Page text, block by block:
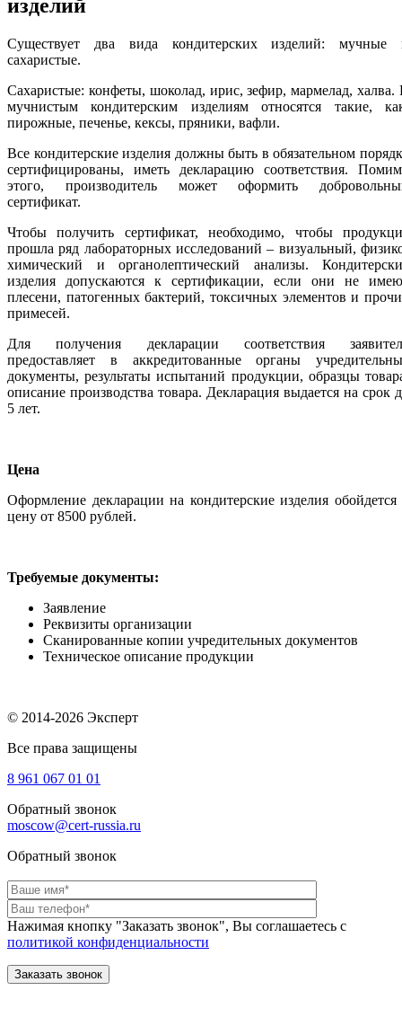
изделий
Существует два вида кондитерских изделий: мучные
сахаристые.
Сахаристые: конфеты, шоколад, ирис, зефир, мармелад, халва.
мучнистым кондитерским изделиям относятся такие,
пирожные, печенье, кексы, пряники, вафли.
Все кондитерские изделия должны быть в обязательном
сертифицированы, иметь декларацию соответствия.
этого, производитель может оформить
сертификат.
Чтобы получить сертификат, необходимо, чтобы
прошла ряд лабораторных исследований – визуальный,
химический и органолептический анализы.
изделия допускаются к сертификации, если они не
плесени, патогенных бактерий, токсичных элементов и
примесей.
Для получения декларации соответствия
предоставляет в аккредитованные органы
документы, результаты испытаний продукции, образцы
описание производства товара. Декларация выдается на срок
5 лет.
Цена
Оформление декларации на кондитерские изделия обойдется
цену от 8500 рублей.
Требуемые документы:
Заявление
Реквизиты организации
Сканированные копии учредительных документов
Техническое описание продукции
© 2014-2026 Эксперт
Все права защищены
8 961 067 01 01
Обратный звонок
moscow@cert-russia.ru
Обратный звонок
Нажимая кнопку "Заказать звонок", Вы соглашаетесь с
политикой конфиденциальности